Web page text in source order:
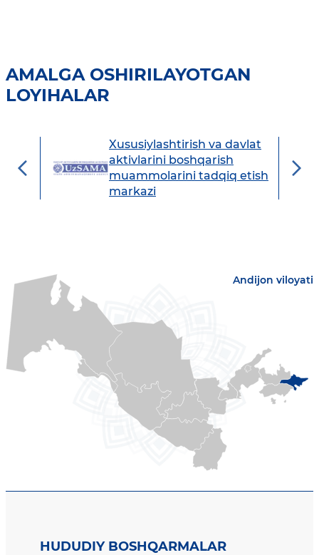
AMALGA OSHIRILAYOTGAN
LOYIHALAR
Xususiylashtirish va davlat
aktivlarini boshqarish
muammolarini tadqiq etish
markazi
Andijon viloyati
HUDUDIY BOSHQARMALAR